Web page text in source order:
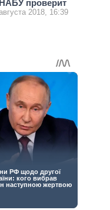
проверит
2018, 16:39